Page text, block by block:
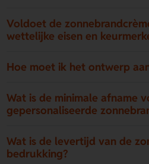
Voldoet de
wettelijke eisen en
Hoe moet ik het ontwerp
Wat is de minimale afname
gepersonaliseerde
Wat is de levertijd van de
bedrukking?